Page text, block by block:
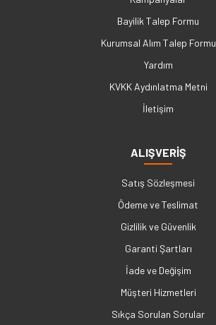
Bayilik Talep Formu
Kurumsal Alım Talep Formu
Yardım
KVKK Aydınlatma Metni
İletişim
ALIŞVERİŞ
Satış Sözleşmesi
Ödeme ve Teslimat
Gizlilik ve Güvenlik
Garanti Şartları
İade ve Değişim
Müşteri Hizmetleri
Sıkça Sorulan Sorular